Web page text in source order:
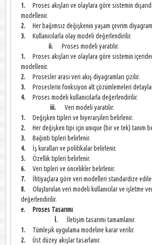
1.Proses akışları ve olaylara göre sistemin
modellenir.
2.Her bağımsız değişkenin yaşam çevrim
3.Kullanıcılarla olay modeli değerlendirilir.
ii.Proses modeli yaratılır.
1.Proses akışları ve olaylara göre sistemin
modellenir.
2.Prosesler arası veri akış diyagramları çizilir.
3.Proseslerin fonksiyon alt çözümlemeleri
4.Proses modeli kullanıcılarla değerlendirilir.
iii.Veri modeli yaratılır.
1.Değişken tipleri ve hiyerarşileri belirlenir.
2.Her değişken tipi için unique (bir ve tek) tanım
3.Bağıntı tipleri belirlenir.
4. İş kuralları ve politikalar belirlenir.
5.Özellik tipleri belirlenir.
6.Veri tipleri ve öncelikler belirlenir.
7. İhtiyaçlara göre veri modelleri standardize
8.Oluşturulan veri modeli kullanıcılar ve işletme
değerlendirilir.
e. Proses Tasarımı
İ. İletişim tasarımı tamamlanır.
1. Tümleşik uygulama modeline karar verilir.
2.Üst düzey akışlar tasarlanır.